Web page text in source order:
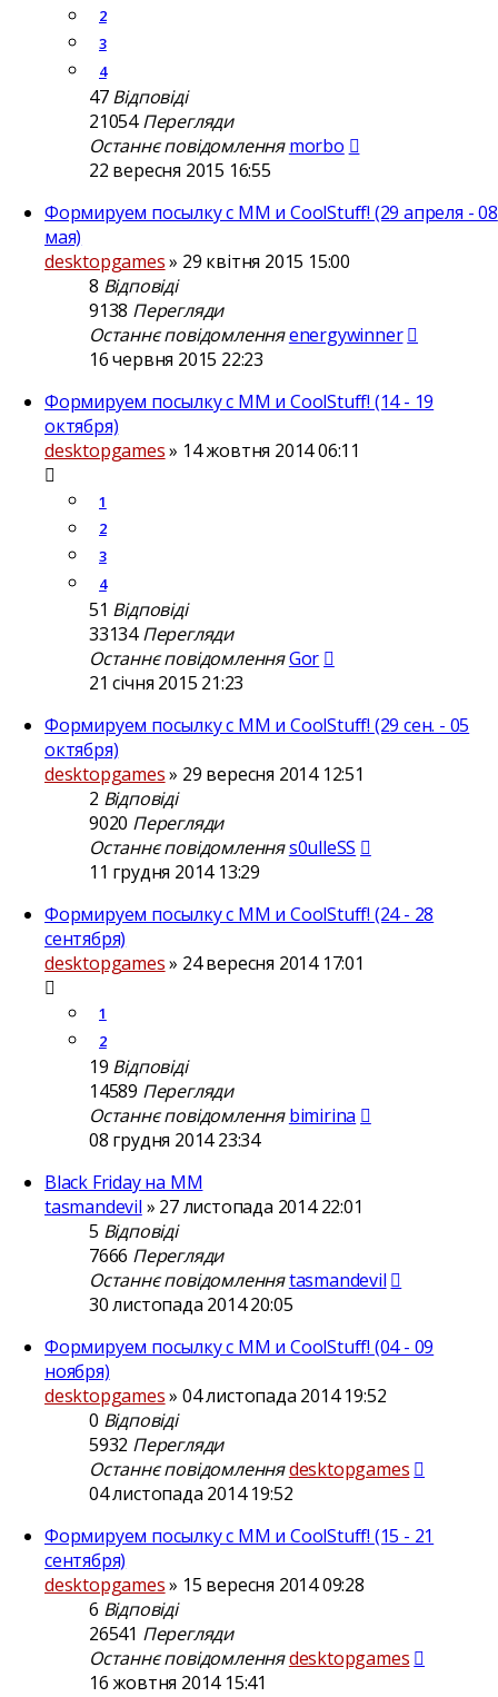
2
3
4
47Відповіді
21054Перегляди
Останнє повідомленняmorbo
22 вересня 2015 16:55
Формируем посылку с ММ и CoolStuff! (29 апреля - 08
мая)
desktopgames» 29 квітня 2015 15:00
8 Відповіді
9138 Перегляди
Останнє повідомленняenergywinner
16 червня 2015 22:23
Формируем посылку с ММ и CoolStuff! (14 - 19
октября)
desktopgames» 14 жовтня 2014 06:11
1
2
3
4
51 Відповіді
33134Перегляди
Останнє повідомленняGor
21 січня 2015 21:23
Формируем посылку с ММ и CoolStuff! (29 сен. - 05
октября)
desktopgames» 29 вересня 2014 12:51
2 Відповіді
9020 Перегляди
Останнє повідомленняs0ulleSS
11 грудня 2014 13:29
Формируем посылку с ММ и CoolStuff! (24 - 28
сентября)
desktopgames» 24 вересня 2014 17:01
1
2
19 Відповіді
14589 Перегляди
Останнє повідомленняbimirina
08 грудня 2014 23:34
Black Friday на MM
tasmandevil » 27 листопада 2014 22:01
5 Відповіді
7666 Перегляди
Останнє повідомленняtasmandevil
30 листопада 2014 20:05
Формируем посылку с ММ и CoolStuff! (04 - 09
ноября)
desktopgames»04 листопада 2014 19:52
0 Відповіді
5932 Перегляди
Останнє повідомленняdesktopgames
04 листопада 2014 19:52
Формируем посылку с ММ и CoolStuff! (15 - 21
сентября)
desktopgames» 15 вересня 2014 09:28
6 Відповіді
26541 Перегляди
Останнє повідомленняdesktopgames
16 жовтня 2014 15:41